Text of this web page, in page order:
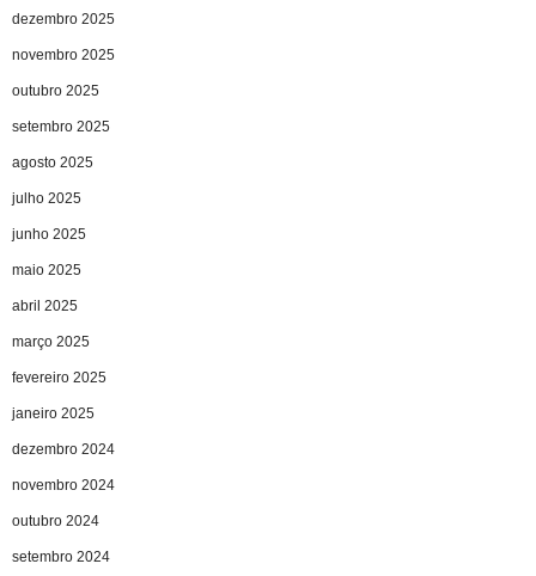
dezembro 2025
novembro 2025
outubro 2025
setembro 2025
agosto 2025
julho 2025
junho 2025
maio 2025
abril 2025
março 2025
fevereiro 2025
janeiro 2025
dezembro 2024
novembro 2024
outubro 2024
setembro 2024